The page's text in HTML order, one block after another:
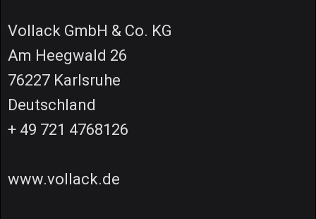
Vollack GmbH & Co. KG
Am Heegwald 26
76227 Karlsruhe
Deutschland
+ 49 721 4768126
www.vollack.de